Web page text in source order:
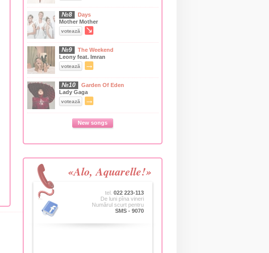
№8
Days
Mother Mother
votează ↘
№9
The Weekend
Leony feat. Imran
votează →
№10
Garden Of Eden
Lady Gaga
votează →
New songs
«Alo, Aquarelle!»
tel. 022 223-113
De luni pîna vineri
Numărul scurt pentru
SMS - 9070